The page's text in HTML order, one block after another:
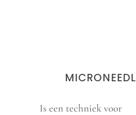
Is een techniek voor